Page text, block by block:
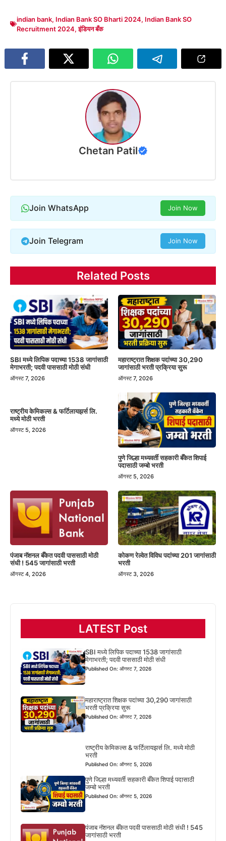
indian bank, Indian Bank SO Bharti 2024, Indian Bank SO
Recruitment 2024,इंडियन बँक
Chetan Patil
Join WhatsApp Join Now
Join Telegram Join Now
Related Posts
SBI मध्ये लिपिक पदाच्या 1538 जागांसाठी
मेगाभरती; पदवी पाससाठी मोठी संधी
ऑगस्ट 7, 2026
महाराष्ट्रात शिक्षक पदांच्या 30,290
जागांसाठी भरती प्रक्रिया सुरू
ऑगस्ट 7, 2026
राष्ट्रीय केमिकल्स & फर्टिलायझर्स लि.
मध्ये मोठी भरती
ऑगस्ट 5, 2026
पुणे जिल्हा मध्यवर्ती सहकारी बँकेत शिपाई
पदासाठी जम्बो भरती
ऑगस्ट 5, 2026
पंजाब नॅशनल बँकेत पदवी पाससाठी मोठी
संधी ! 545 जागांसाठी भरती
ऑगस्ट 4, 2026
कोकण रेल्वेत विविध पदांच्या 201 जागांसाठी
भरती
ऑगस्ट 3, 2026
LATEST Post
SBI मध्ये लिपिक पदाच्या 1538 जागांसाठी
मेगाभरती; पदवी पाससाठी मोठी संधी
Published On: ऑगस्ट 7, 2026
महाराष्ट्रात शिक्षक पदांच्या 30,290 जागांसाठी
भरती प्रक्रिया सुरू
Published On: ऑगस्ट 7, 2026
राष्ट्रीय केमिकल्स & फर्टिलायझर्स लि. मध्ये मोठी
भरती
Published On: ऑगस्ट 5, 2026
पुणे जिल्हा मध्यवर्ती सहकारी बँकेत शिपाई पदासाठी
जम्बो भरती
Published On: ऑगस्ट 5, 2026
पंजाब नॅशनल बँकेत पदवी पाससाठी मोठी संधी ! 545
जागांसाठी भरती